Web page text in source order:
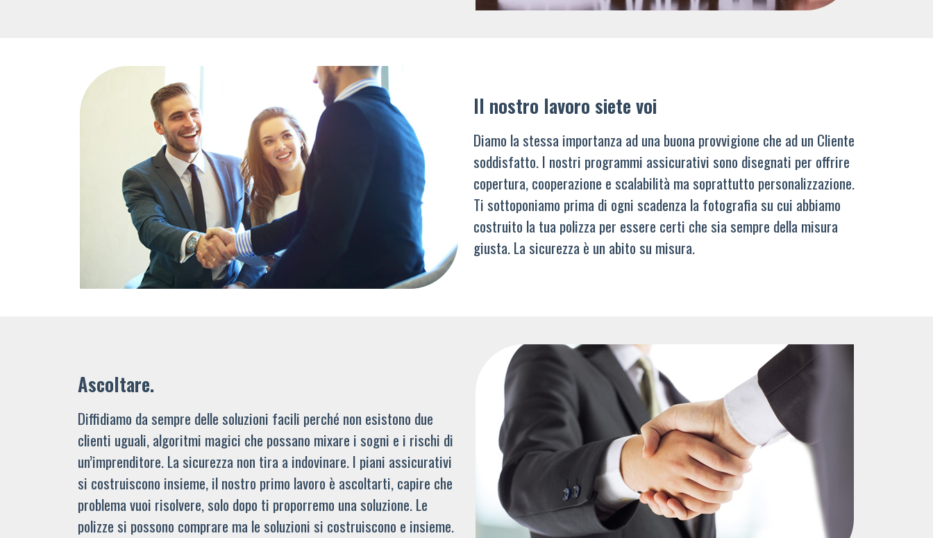
Il nostro lavoro siete voi
Diamo la stessa importanza ad una buona provvigione che ad un Cliente
soddisfatto. I nostri programmi assicurativi sono disegnati per offrire
copertura, cooperazione e scalabilità ma soprattutto personalizzazione.
Ti sottoponiamo prima di ogni scadenza la fotografia su cui abbiamo
costruito la tua polizza per essere certi che sia sempre della misura
giusta. La sicurezza è un abito su misura.
Ascoltare.
Diffidiamo da sempre delle soluzioni facili perché non esistono due
clienti uguali, algoritmi magici che possano mixare i sogni e i rischi di
un’imprenditore. La sicurezza non tira a indovinare. I piani assicurativi
si costruiscono insieme, il nostro primo lavoro è ascoltarti, capire che
problema vuoi risolvere, solo dopo ti proporremo una soluzione. Le
polizze si possono comprare ma le soluzioni si costruiscono e insieme.